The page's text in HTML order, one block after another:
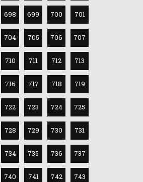
698 699 700 701
704 705 706 707
710 711 712 713
716 717 718 719
722 723 724 725
728 729 730 731
734 735 736 737
740 741 742 743